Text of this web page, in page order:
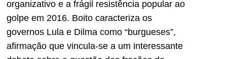
organizativo e a frágil resistência popular ao
golpe em 2016. Boito caracteriza os
governos Lula e Dilma como “burgueses”,
afirmação que vincula-se a um interessante